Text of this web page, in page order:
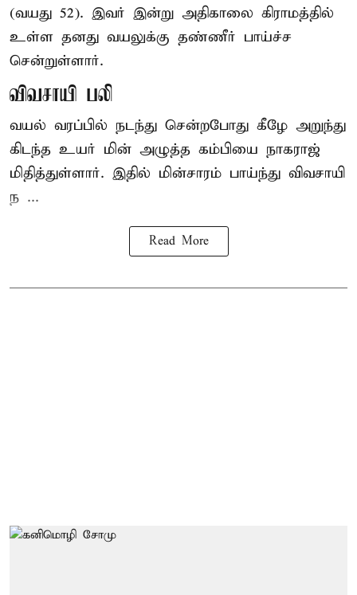
(வயது 52). இவர் இன்று அதிகாலை கிராமத்தில்
உள்ள தனது வயலுக்கு தண்ணீர் பாய்ச்ச
சென்றுள்ளார்.
விவசாயி பலி
வயல் வரப்பில் நடந்து சென்றபோது கீழே அறுந்து
கிடந்த உயர் மின் அழுத்த கம்பியை நாகராஜ்
மிதித்துள்ளார். இதில் மின்சாரம் பாய்ந்து விவசாயி
ந ...
Read More